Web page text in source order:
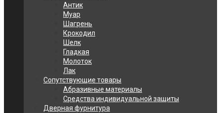
Антик
Муар
Шагрень
Крокодил
Шелк
Гладкая
Молоток
Лак
Сопутствующие товары
Абразивные материалы
Средства индивидуальной защиты
Дверная фурнитура